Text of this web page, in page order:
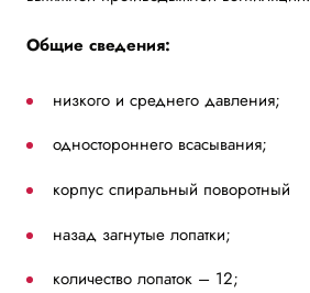
Общие сведения:
низкого и среднего давления;
одностороннего всасывания;
корпус спиральный поворотный
назад загнутые лопатки;
количество лопаток – 12;